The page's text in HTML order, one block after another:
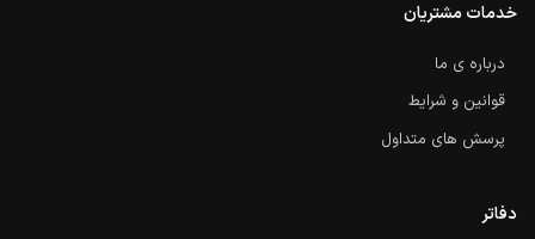
خدمات مشتریان
درباره ی ما
قوانین و شرایط
پرسش های متداول
دفاتر